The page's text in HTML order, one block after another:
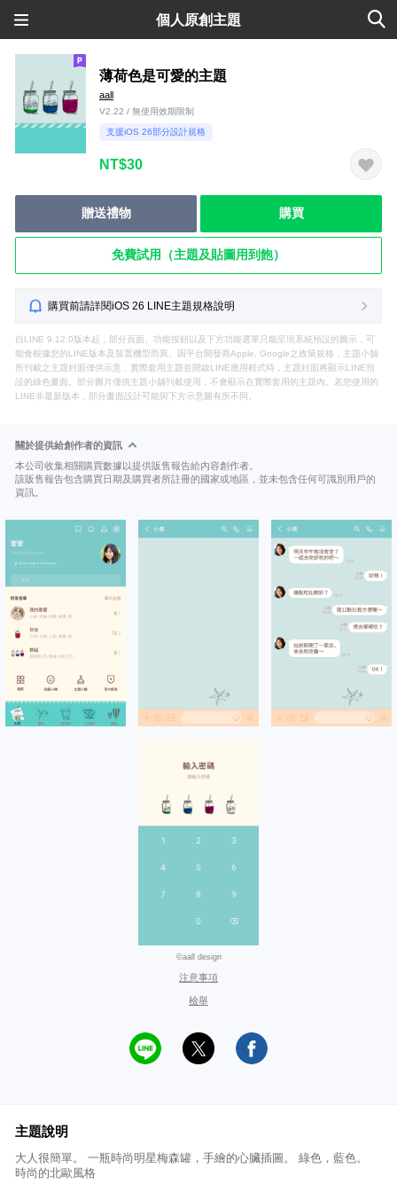
個人原創主題
薄荷色是可愛的主題
aall
V2.22 / 無使用效期限制
支援iOS 26部分設計規格
NT$30
贈送禮物 購買
免費試用（主題及貼圖用到飽）
購買前請詳閱iOS 26 LINE主題規格說明
自LINE 9.12.0版本起，部分頁面、功能按鈕以及下方功能選單只能呈現系統預設的圖示，可
能會根據您的LINE版本及裝置機型而異。因平台開發商Apple, Google之政策規格，主題小舖
所刊載之主題封面僅供示意，實際套用主題並開啟LINE應用程式時，主題封面將顯示LINE預
設的綠色畫面。部分圖片僅供主題小舖刊載使用，不會顯示在實際套用的主題內。若您使用的
LINE非最新版本，部分畫面設計可能與下方示意圖有所不同。
關於提供給創作者的資訊
本公司收集相關購買數據以提供販售報告給內容創作者。
該販售報告包含購買日期及購買者所註冊的國家或地區，並未包含任何可識別用戶的
資訊。
©aall design
注意事項
檢舉
主題說明
大人很簡單。 一瓶時尚明星梅森罐，手繪的心臟插圖。 綠色，藍色。
時尚的北歐風格